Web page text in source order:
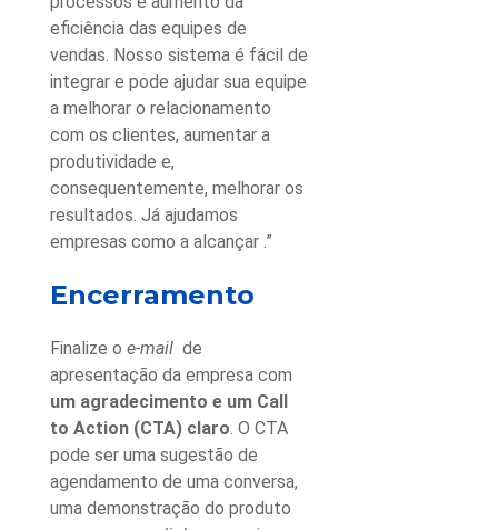
eficiência das equipes de
vendas. Nosso sistema é fácil de
integrar e pode ajudar sua equipe
a melhorar o relacionamento
com os clientes, aumentar a
produtividade e,
consequentemente, melhorar os
resultados. Já ajudamos
empresas como a alcançar .”
Encerramento
Finalize o e-mail de
apresentação da empresa com
um agradecimento e um Call
to Action (CTA) claro . O CTA
pode ser uma sugestão de
agendamento de uma conversa,
uma demonstração do produto